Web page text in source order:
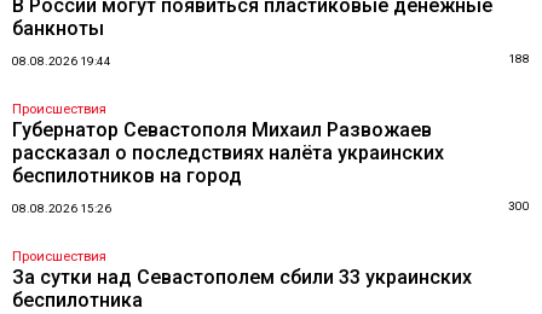
В России могут появиться пластиковые денежные
банкноты
08.08.2026 19:44 188
Происшествия
Губернатор Севастополя Михаил Развожаев
рассказал о последствиях налёта украинских
беспилотников на город
08.08.2026 15:26 300
Происшествия
За сутки над Севастополем сбили 33 украинских
беспилотника